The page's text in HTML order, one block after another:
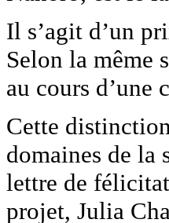
Il s’agit d’un
Selon la même
au cours d’une
Cette
domaines de la
lettre de
projet, Julia